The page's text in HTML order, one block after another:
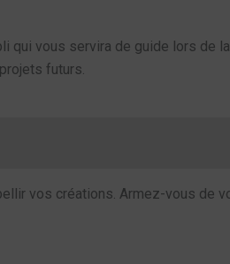
vous servira de guide lors de
futurs.
vos créations. Armez-vous de